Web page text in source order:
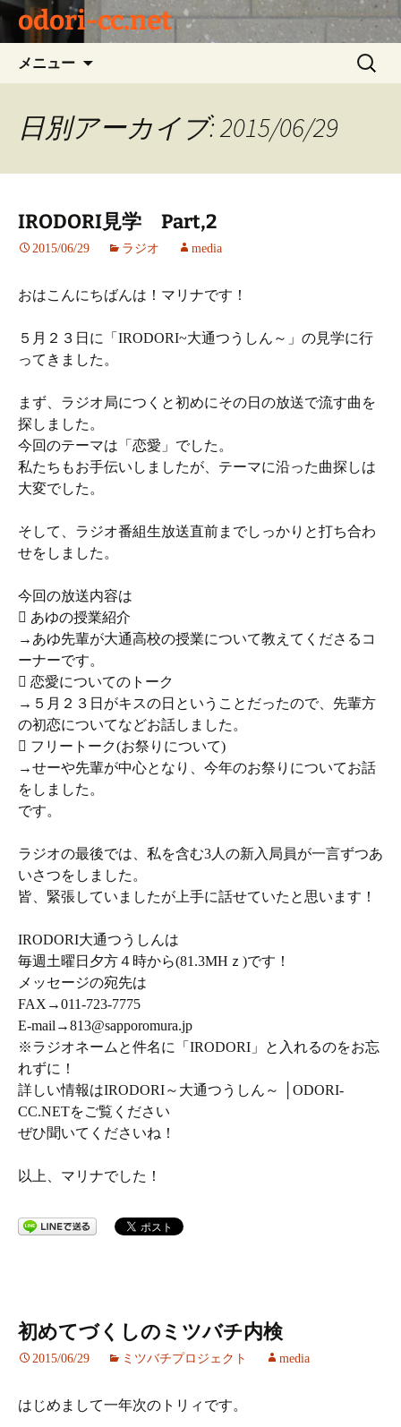
odori-cc.net
メニュー
ン
ッ
検
索:
日別アーカイブ: 2015/06/29
IRODORI見学 Part,2
2015/06/29 ラジオ media
おはこんにちばんは！マリナです！
５月２３日に「IRODORI~大通つうしん～」の見学に行
ってきました。
まず、ラジオ局につくと初めにその日の放送で流す曲を
探しました。
今回のテーマは「恋愛」でした。
私たちもお手伝いしましたが、テーマに沿った曲探しは
大変でした。
そして、ラジオ番組生放送直前までしっかりと打ち合わ
せをしました。
今回の放送内容は
 あゆの授業紹介
→あゆ先輩が大通高校の授業について教えてくださるコ
ーナーです。
 恋愛についてのトーク
→５月２３日がキスの日ということだったので、先輩方
の初恋についてなどお話しました。
 フリートーク(お祭りについて)
→せーや先輩が中心となり、今年のお祭りについてお話
をしました。
です。
ラジオの最後では、私を含む3人の新入局員が一言ずつあ
いさつをしました。
皆、緊張していましたが上手に話せていたと思います！
IRODORI大通つうしんは
毎週土曜日夕方４時から(81.3MHｚ)です！
メッセージの宛先は
FAX→011-723-7775
E-mail→813@sapporomura.jp
※ラジオネームと件名に「IRODORI」と入れるのをお忘
れずに！
詳しい情報はIRODORI～大通つうしん～ │ODORI-
CC.NETをご覧ください
ぜひ聞いてくださいね！
以上、マリナでした！
初めてづくしのミツバチ内検
2015/06/29 ミツバチプロジェクト media
はじめまして一年次のトリィです。